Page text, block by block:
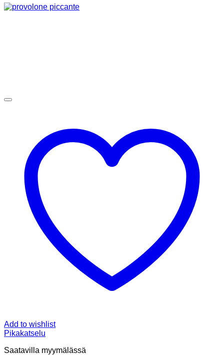
Add to wishlist
Pikakatselu
Saatavilla myymälässä